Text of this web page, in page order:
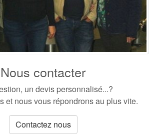
Nous contacter
un devis personnalisé...?
et nous vous répondrons au plus vite.
Contactez nous